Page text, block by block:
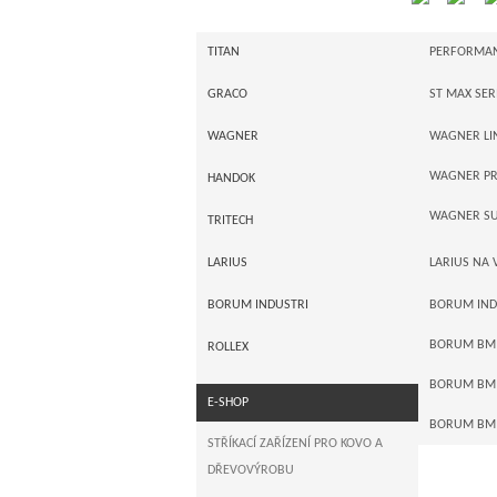
TITAN
I-SERIE
POWRTWIN
GRACO ST MAX
GRACO
GRACO
GRACO
WAGNER WAGNER
WAGNER
WAGNER
HANDOK
TRITECH
LARIUS LARIUS NA
LARIUS
LARIUS
BORUM INDUSTRI BORUM
BORUM
BORUM
BORUM
ROLLEX
E-SHOP
STŘÍKACÍ ZAŘÍZENÍ PRO KOVO A
DŘEVOVÝROBU